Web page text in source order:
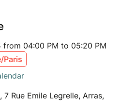
from 04:00 PM to 05:20 PM
Paris
7 Rue Emile Legrelle, Arras,